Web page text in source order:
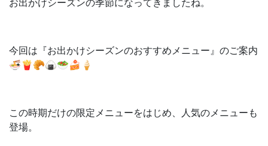
今回は『お出かけシーズンのおすすめメニュー』のご案内
🍜🍟🥐🍙🥗🍰🍦
この時期だけの限定メニューをはじめ、人気のメニューも
登場。